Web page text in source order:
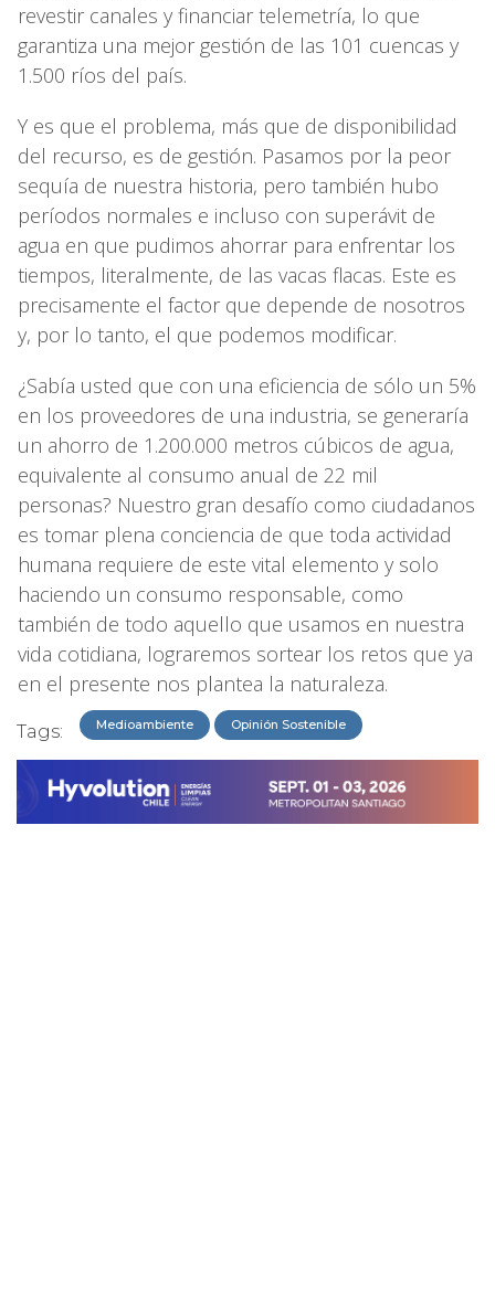
revestir canales y financiar telemetría, lo que
garantiza una mejor gestión de las 101 cuencas y
1.500 ríos del país.
Y es que el problema, más que de disponibilidad
del recurso, es de gestión. Pasamos por la peor
sequía de nuestra historia, pero también hubo
períodos normales e incluso con superávit de
agua en que pudimos ahorrar para enfrentar los
tiempos, literalmente, de las vacas flacas. Este es
precisamente el factor que depende de nosotros
y, por lo tanto, el que podemos modificar.
¿Sabía usted que con una eficiencia de sólo un 5%
en los proveedores de una industria, se generaría
un ahorro de 1.200.000 metros cúbicos de agua,
equivalente al consumo anual de 22 mil
personas? Nuestro gran desafío como ciudadanos
es tomar plena conciencia de que toda actividad
humana requiere de este vital elemento y solo
haciendo un consumo responsable, como
también de todo aquello que usamos en nuestra
vida cotidiana, lograremos sortear los retos que ya
en el presente nos plantea la naturaleza.
Tags: Medioambiente Opinión Sostenible